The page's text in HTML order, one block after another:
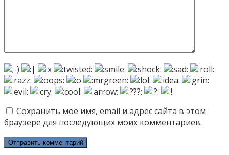
Сохранить моё имя, email и адрес сайта в этом
браузере для последующих моих комментариев.